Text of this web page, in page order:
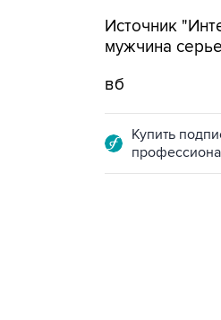
Источник
мужчина
вб
Купить